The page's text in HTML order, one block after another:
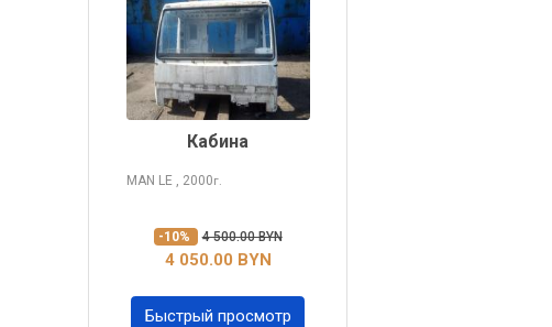
Кабина
MAN LE , 2000г.
-10% 4 500.00 BYN
4 050.00 BYN
Быстрый просмотр